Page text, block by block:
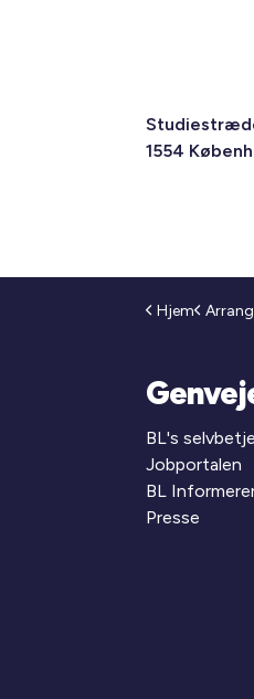
1554
Hjem
BL's
Jobportalen
BL
Presse